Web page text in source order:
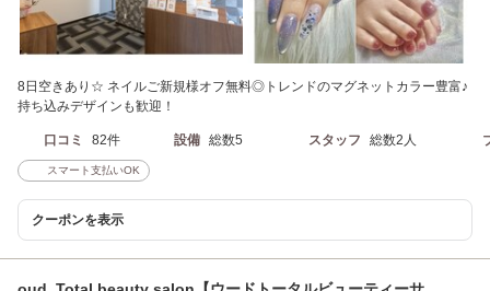
8日空きあり☆ ネイルご新規様オフ無料◎トレンドのマグネットカラー豊富♪
持ち込みデザインも歓迎！
口コミ 82件 設備 総数5 スタッフ 総数2人
スマート支払いOK
クーポンを表示